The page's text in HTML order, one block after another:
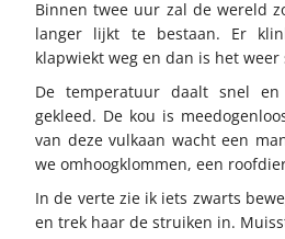
Binnen twee uur zal de wereld
langer lijkt te bestaan. Er
klapwiekt weg en dan is het weer
De temperatuur daalt snel
gekleed. De kou is
van deze vulkaan wacht een
we omhoogklommen, een
In de verte zie ik iets zwarts
en trek haar de struiken in.